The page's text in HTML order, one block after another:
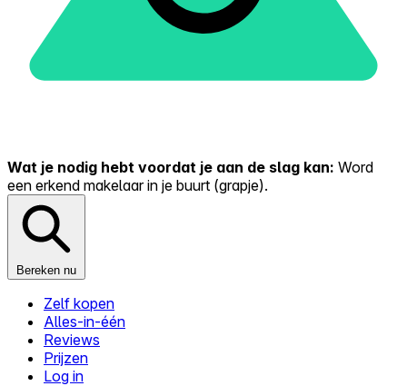
Wat je nodig hebt voordat je aan de slag kan: Word
een erkend makelaar in je buurt (grapje).
Bereken nu
Zelf kopen
Alles-in-één
Reviews
Prijzen
Log in